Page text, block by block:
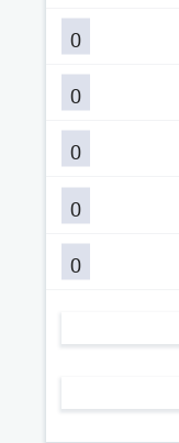
0
0
0
0
0